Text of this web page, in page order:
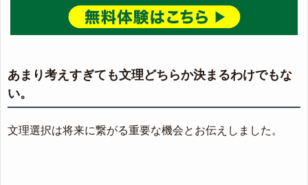
あまり考えすぎても文理どちらか決まるわけでもな
い。
文理選択は将来に繋がる重要な機会とお伝えしました。